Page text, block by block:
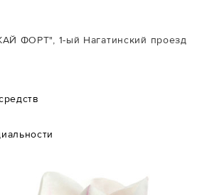
ФОРТ", 1-ый Нагатинский проезд